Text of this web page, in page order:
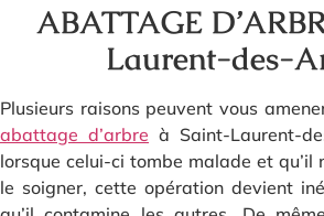
ABATTAGE
Laurent-des-
Plusieurs raisons peuvent vous
abattage d’arbre à Saint-Laurent-
lorsque celui-ci tombe malade et qu’il
le soigner, cette opération devient